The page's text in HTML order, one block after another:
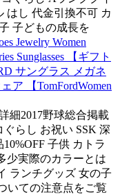
はし 代金引換不可 カ
子どもの成長を
Jewelry Women
Sunglasses 【ギフト
サングラス メガネ
ア 【TomFordWomen
細2017野球総合掲載
らし お祝い SSK 深
子供 カトラ
少実際のカラーとは
ランチグッズ 女の子
いての注意点をご覧